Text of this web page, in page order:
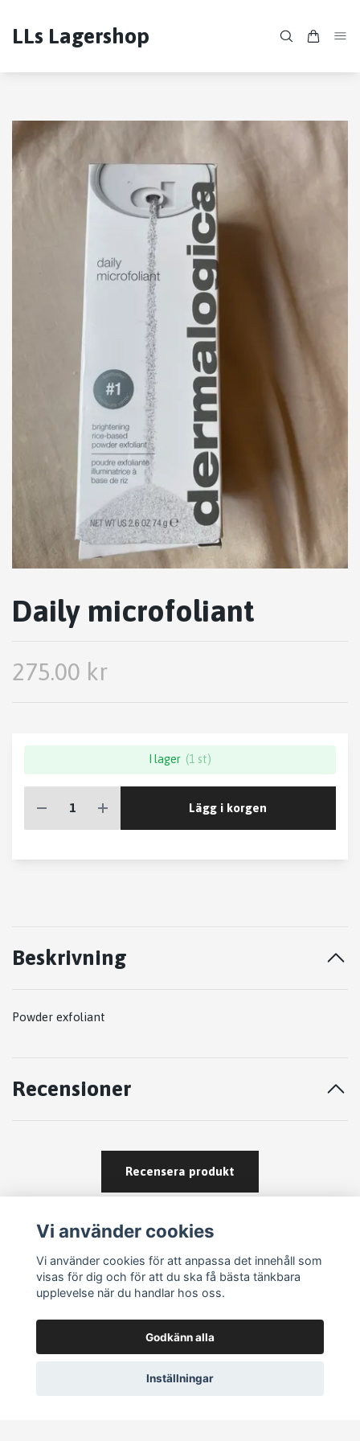
LLs Lagershop
Daily microfoliant
275.00 kr
I lager (1 st)
Lägg i korgen
Beskrivning
Powder exfoliant
Recensioner
Recensera produkt
Om köp och returer
Vi använder cookies
Vi använder cookies för att anpassa det innehåll som
visas för dig och för att du ska få bästa tänkbara
upplevelse när du handlar hos oss.
Godkänn alla
Inställningar